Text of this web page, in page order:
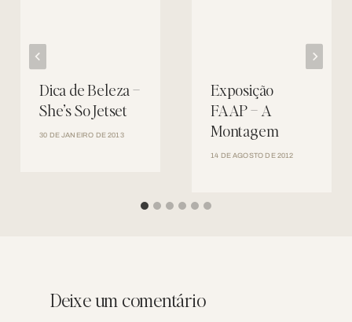
Dica de Beleza –
She’s So Jetset
30 DE JANEIRO DE 2013
Exposição
FAAP – A
Montagem
14 DE AGOSTO DE 2012
Deixe um comentário